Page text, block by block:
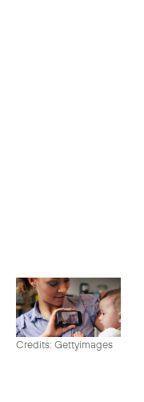
Credits: Gettyimages